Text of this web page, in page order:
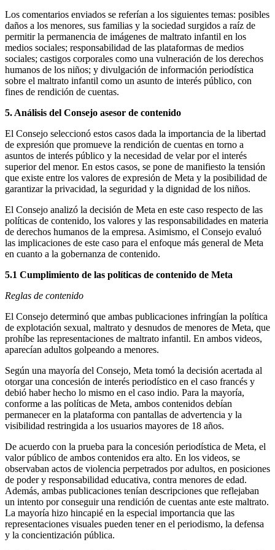
Los comentarios enviados se referían a los siguientes temas: posibles
daños a los menores, sus familias y la sociedad surgidos a raíz de
permitir la permanencia de imágenes de maltrato infantil en los
medios sociales; responsabilidad de las plataformas de medios
sociales; castigos corporales como una vulneración de los derechos
humanos de los niños; y divulgación de información periodística
sobre el maltrato infantil como un asunto de interés público, con
fines de rendición de cuentas.
5. Análisis del Consejo asesor de contenido
El Consejo seleccionó estos casos dada la importancia de la libertad
de expresión que promueve la rendición de cuentas en torno a
asuntos de interés público y la necesidad de velar por el interés
superior del menor. En estos casos, se pone de manifiesto la tensión
que existe entre los valores de expresión de Meta y la posibilidad de
garantizar la privacidad, la seguridad y la dignidad de los niños.
El Consejo analizó la decisión de Meta en este caso respecto de las
políticas de contenido, los valores y las responsabilidades en materia
de derechos humanos de la empresa. Asimismo, el Consejo evaluó
las implicaciones de este caso para el enfoque más general de Meta
en cuanto a la gobernanza de contenido.
5.1 Cumplimiento de las políticas de contenido de Meta
Reglas de contenido
El Consejo determinó que ambas publicaciones infringían la política
de explotación sexual, maltrato y desnudos de menores de Meta, que
prohíbe las representaciones de maltrato infantil. En ambos videos,
aparecían adultos golpeando a menores.
Según una mayoría del Consejo, Meta tomó la decisión acertada al
otorgar una concesión de interés periodístico en el caso francés y
debió haber hecho lo mismo en el caso indio. Para la mayoría,
conforme a las políticas de Meta, ambos contenidos debían
permanecer en la plataforma con pantallas de advertencia y la
visibilidad restringida a los usuarios mayores de 18 años.
De acuerdo con la prueba para la concesión periodística de Meta, el
valor público de ambos contenidos era alto. En los videos, se
observaban actos de violencia perpetrados por adultos, en posiciones
de poder y responsabilidad educativa, contra menores de edad.
Además, ambas publicaciones tenían descripciones que reflejaban
un intento por conseguir una rendición de cuentas ante este maltrato.
La mayoría hizo hincapié en la especial importancia que las
representaciones visuales pueden tener en el periodismo, la defensa
y la concientización pública.